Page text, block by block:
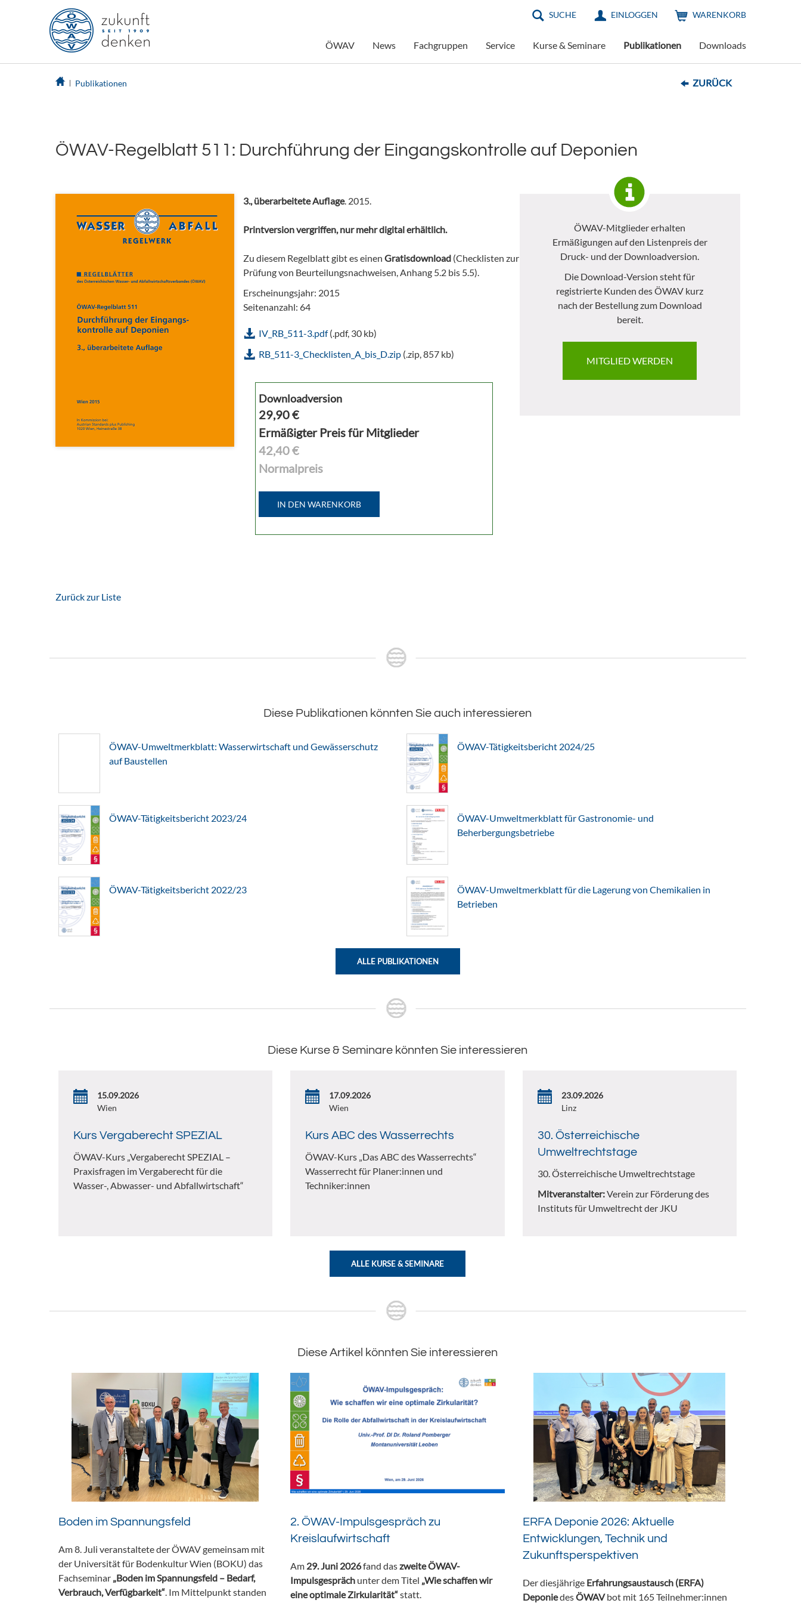
SUCHE EINLOGGEN WARENKORB
ÖWAV News Fachgruppen Service Kurse & Seminare Publikationen Downloads
Publikationen ZURÜCK
ÖWAV-Regelblatt 511: Durchführung der Eingangskontrolle auf Deponien
3., überarbeitete Auflage. 2015.
Printversion vergriffen, nur mehr digital erhältlich.
Zu diesem Regelblatt gibt es einen Gratisdownload (Checklisten zur
Prüfung von Beurteilungsnachweisen, Anhang 5.2 bis 5.5).
Erscheinungsjahr: 2015
Seitenanzahl: 64
IV_RB_511-3.pdf(.pdf, 30 kb)
RB_511-3_Checklisten_A_bis_D.zip(.zip, 857 kb)
Downloadversion
29,90€
Ermäßigter Preis für Mitglieder
42,40 €
Normalpreis
IN DEN WARENKORB
ÖWAV-Mitglieder erhalten
Ermäßigungen auf den Listenpreis der
Druck- und der Downloadversion.
Die Download-Version steht für
registrierte Kunden des ÖWAV kurz
nach der Bestellung zum Download
bereit.
MITGLIED WERDEN
Zurück zur Liste
Diese Publikationen könnten Sie auch interessieren
ÖWAV-Umweltmerkblatt: Wasserwirtschaft und Gewässerschutz
auf Baustellen
ÖWAV-Tätigkeitsbericht 2024/25
ÖWAV-Tätigkeitsbericht 2023/24
ÖWAV-Umweltmerkblatt für Gastronomie- und
Beherbergungsbetriebe
ÖWAV-Tätigkeitsbericht 2022/23
ÖWAV-Umweltmerkblatt für die Lagerung von Chemikalien in
Betrieben
ALLE PUBLIKATIONEN
Diese Kurse & Seminare könnten Sie interessieren
15.09.2026
Wien
Kurs Vergaberecht SPEZIAL
ÖWAV-Kurs „Vergaberecht SPEZIAL –
Praxisfragen im Vergaberecht für die
Wasser-, Abwasser- und Abfallwirtschaft“
17.09.2026
Wien
Kurs ABC des Wasserrechts
ÖWAV-Kurs „Das ABC des Wasserrechts“
Wasserrecht für Planer:innen und
Techniker:innen
23.09.2026
Linz
30. Österreichische
Umweltrechtstage
30. Österreichische Umweltrechtstage
Mitveranstalter:Verein zur Förderung des
Instituts für Umweltrecht der JKU
ALLE KURSE & SEMINARE
Diese Artikel könnten Sie interessieren
Boden im Spannungsfeld
Am 8. Juli veranstaltete der ÖWAV gemeinsam mit
der Universität für Bodenkultur Wien (BOKU) das
Fachseminar „Boden im Spannungsfeld – Bedarf,
Verbrauch, Verfügbarkeit“. Im Mittelpunkt standen
2. ÖWAV-Impulsgespräch zu
Kreislaufwirtschaft
Am 29. Juni 2026fand daszweite ÖWAV-
Impulsgespräch unter dem Titel „Wie schaffen wir
eine optimale Zirkularität“statt.
ERFA Deponie 2026: Aktuelle
Entwicklungen, Technik und
Zukunftsperspektiven
Der diesjährige Erfahrungsaustausch (ERFA)
DeponiedesÖWAVbot mit 165 Teilnehmer:innen